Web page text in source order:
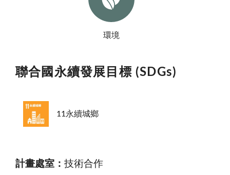
環境
聯合國永續發展目標 (SDGs)
11永續城鄉
計畫處室： 技術合作